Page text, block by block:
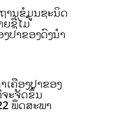
ານຂໍ້ມູນຊະນິດ
ຊື່ໄມ້
ປ່າຂອງດົງນຳ
ເຄື່ອງປ່າຂອງ
ະຈັດຂຶ້ນ
ພຶດສະພາ